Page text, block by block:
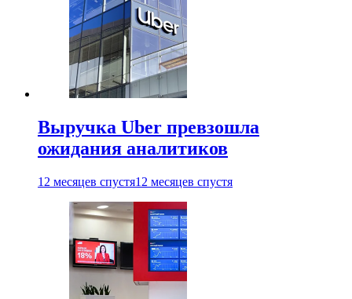
Выручка Uber превзошла
ожидания аналитиков
12 месяцев спустя12 месяцев спустя